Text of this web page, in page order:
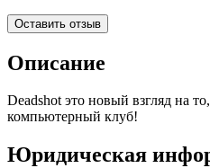
Оставить отзыв
Описание
Deadshot это новый взгляд на
компьютерный клуб!
Юридическая